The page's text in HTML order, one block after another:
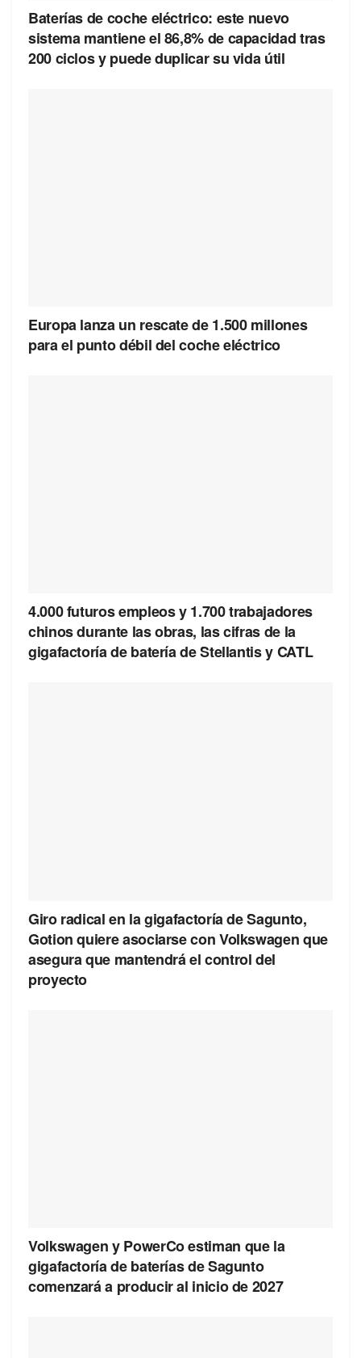
Baterías de coche eléctrico: este nuevo
sistema mantiene el 86,8% de capacidad tras
200 ciclos y puede duplicar su vida útil
Europa lanza un rescate de 1.500 millones
para el punto débil del coche eléctrico
4.000 futuros empleos y 1.700 trabajadores
chinos durante las obras, las cifras de la
gigafactoría de batería de Stellantis y CATL
Giro radical en la gigafactoría de Sagunto,
Gotion quiere asociarse con Volkswagen que
asegura que mantendrá el control del
proyecto
Volkswagen y PowerCo estiman que la
gigafactoría de baterías de Sagunto
comenzará a producir al inicio de 2027